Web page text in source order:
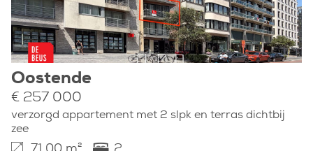
Oostende
€ 257 000
verzorgd appartement met 2 slpk en terras dichtbij
zee